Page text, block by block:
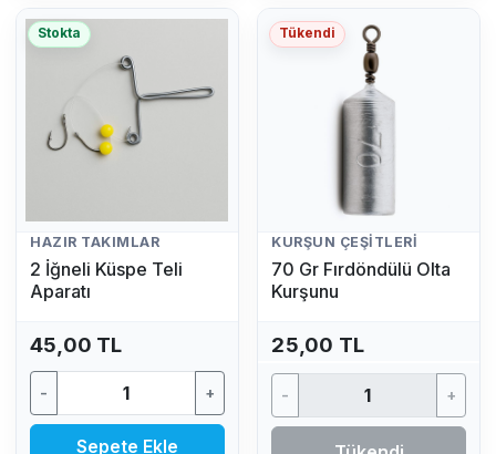
Stokta
HAZIR TAKIMLAR
2 İğneli Küspe Teli
Aparatı
45,00 TL
- +
Sepete Ekle
Tükendi
KURŞUN ÇEŞITLERI
70 Gr Fırdöndülü Olta
Kurşunu
25,00 TL
- +